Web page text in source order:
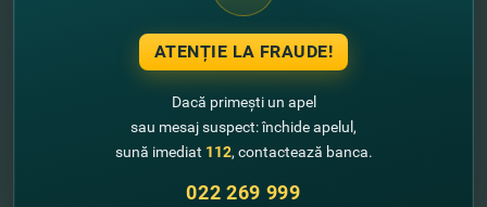
str. Fiodor
str. Nationala, 25
str. Concelierii
Nationale, nr. 1
(+373 26) 521-
195
ATENȚIE LA FRAUDE!
Dacă primești un apel
sau mesaj suspect: închide apelul,
sună imediat 112, contactează banca.
022 269 999